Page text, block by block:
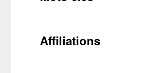
Affiliations